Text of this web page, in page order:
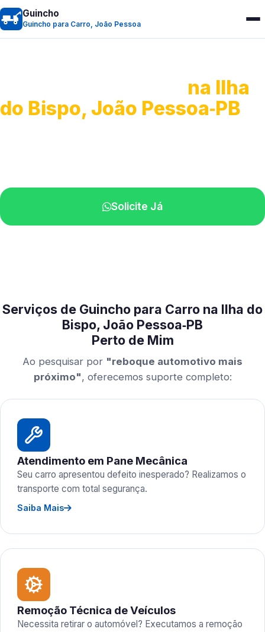
Guincho
Guincho para Carro, João Pessoa
na Ilha
do Bispo, João Pessoa‑PB
Solicite Já
Serviços de Guincho para Carro na Ilha do
Bispo, João Pessoa‑PB
Perto de Mim
Ao pesquisar por "reboque automotivo mais
próximo", oferecemos suporte completo:
Atendimento em Pane Mecânica
Seu carro apresentou defeito inesperado? Realizamos o
transporte com total segurança.
Saiba Mais
Remoção Técnica de Veículos
Necessita retirar o automóvel? Executamos a remoção